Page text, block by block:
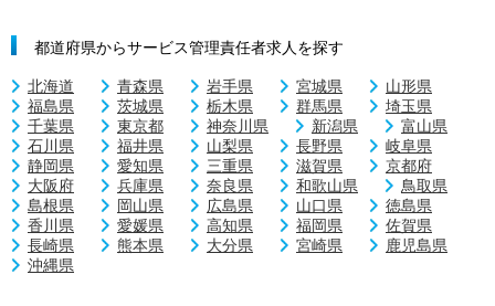
都道府県からサービス管理責任者求人を探す
北海道 青森県 岩手県 宮城県
山形県
福島県
茨城県 栃木県 群馬県
埼玉県
千葉県
東京都 神奈川県 新潟県
富山県
石川県
福井県 山梨県 長野県
岐阜県
静岡県
愛知県 三重県 滋賀県
京都府
大阪府
兵庫県 奈良県 和歌山県
鳥取県
島根県
岡山県 広島県 山口県
徳島県
香川県
愛媛県 高知県 福岡県
佐賀県
長崎県
熊本県 大分県 宮崎県
鹿児島県
沖縄県